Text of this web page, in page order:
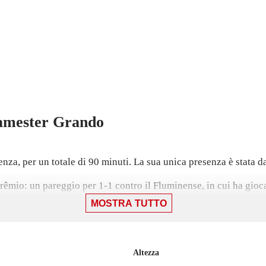
Grando
per un totale di 90 minuti. La sua unica presenza è stata
un pareggio per 1-1 contro il Fluminense, in cui ha
Botafogo, il 29 luglio.
un'esperienza in prestito con Cruzeiro, con cui non ha
MOSTRA TUTTO
Altezza